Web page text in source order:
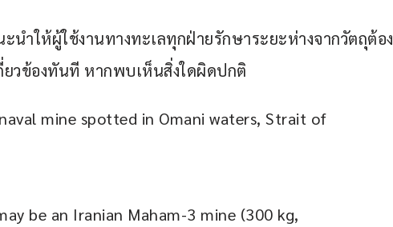
นำให้ผู้ใช้งานทางทะเลทุกฝ่ายรักษาระยะห่างจากวัตถุต้อง
วข้องทันที หากพบเห็นสิ่งใดผิดปกติ
mine spotted in Omani waters, Strait of
be an Iranian Maham-3 mine (300 kg,